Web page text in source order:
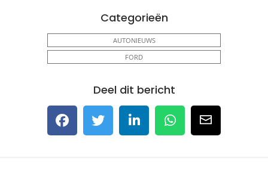
Categorieën
AUTONIEUWS
FORD
Deel dit bericht